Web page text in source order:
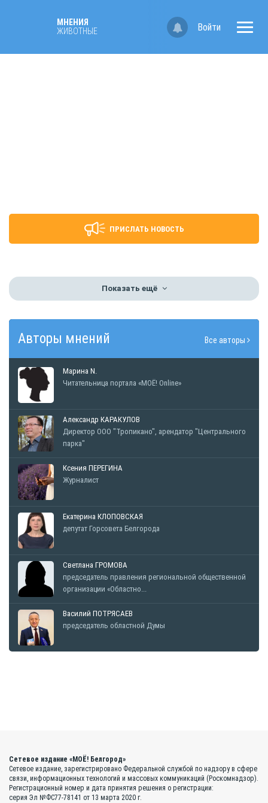
МНЕНИЯ
ЖИВОТНЫЕ
Войти
ПРИСЛАТЬ НОВОСТЬ
Показать ещё
Авторы мнений Все авторы
Марина N.
Читательница портала «МОЁ! Online»
Александр КАРАКУЛОВ
Директор ООО "Тропикано", арендатор "Центрального
парка"
Ксения ПЕРЕГИНА
Журналист
Екатерина КЛОПОВСКАЯ
депутат Горсовета Белгорода
Светлана ГРОМОВА
председатель правления региональной общественной
организации «Областно...
Василий ПОТРЯСАЕВ
председатель областной Думы
Сетевое издание «МОЁ! Белгород»
Сетевое издание, зарегистрировано Федеральной службой по надзору в сфере
связи, информационных технологий и массовых коммуникаций (Роскомнадзор).
Регистрационный номер и дата принятия решения о регистрации:
серия Эл №ФС77-78141 от 13 марта 2020 г.